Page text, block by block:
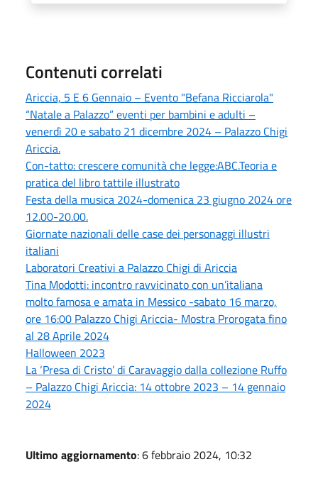
Contenuti correlati
Ariccia, 5 E 6 Gennaio – Evento "Befana Ricciarola"
“Natale a Palazzo” eventi per bambini e adulti –
venerdì 20 e sabato 21 dicembre 2024 – Palazzo Chigi
Ariccia.
Con-tatto: crescere comunità che legge:ABC.Teoria e
pratica del libro tattile illustrato
Festa della musica 2024-domenica 23 giugno 2024 ore
12.00-20.00.
Giornate nazionali delle case dei personaggi illustri
italiani
Laboratori Creativi a Palazzo Chigi di Ariccia
Tina Modotti: incontro ravvicinato con un’italiana
molto famosa e amata in Messico -sabato 16 marzo,
ore 16:00 Palazzo Chigi Ariccia- Mostra Prorogata fino
al 28 Aprile 2024
Halloween 2023
La ‘Presa di Cristo’ di Caravaggio dalla collezione Ruffo
– Palazzo Chigi Ariccia: 14 ottobre 2023 – 14 gennaio
2024
Ultimo aggiornamento: 6 febbraio 2024, 10:32